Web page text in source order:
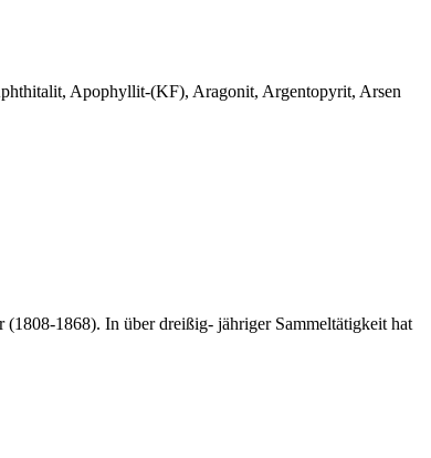
Apophyllit-(KF), Aragonit, Argentopyrit, Arsen
1868). In über dreißig- jähriger Sammeltätigkeit hat